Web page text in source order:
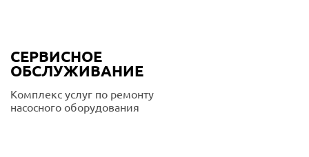
СЕРВИСНОЕ
ОБСЛУЖИВАНИЕ
Комплекс услуг по ремонту
насосного оборудования